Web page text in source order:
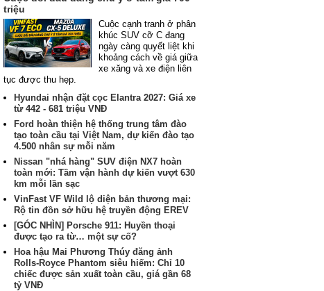
triệu
Cuộc cạnh tranh ở phân
khúc SUV cỡ C đang
ngày càng quyết liệt khi
khoảng cách về giá giữa
xe xăng và xe điện liên
tục được thu hẹp.
Hyundai nhận đặt cọc Elantra 2027: Giá xe
từ 442 - 681 triệu VNĐ
Ford hoàn thiện hệ thống trung tâm đào
tạo toàn cầu tại Việt Nam, dự kiến đào tạo
4.500 nhân sự mỗi năm
Nissan "nhá hàng" SUV điện NX7 hoàn
toàn mới: Tầm vận hành dự kiến vượt 630
km mỗi lần sạc
VinFast VF Wild lộ diện bản thương mại:
Rộ tin đồn sở hữu hệ truyền động EREV
[GÓC NHÌN] Porsche 911: Huyền thoại
được tạo ra từ… một sự cố?
Hoa hậu Mai Phương Thúy đăng ảnh
Rolls-Royce Phantom siêu hiếm: Chỉ 10
chiếc được sản xuất toàn cầu, giá gần 68
tỷ VNĐ